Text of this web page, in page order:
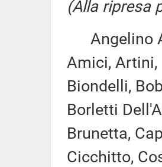
(Alla ripresa
Angelino
Amici, Artini,
Biondelli,
Borletti
Brunetta,
Cicchitto,